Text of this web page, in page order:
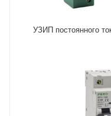
УЗИП постоянного